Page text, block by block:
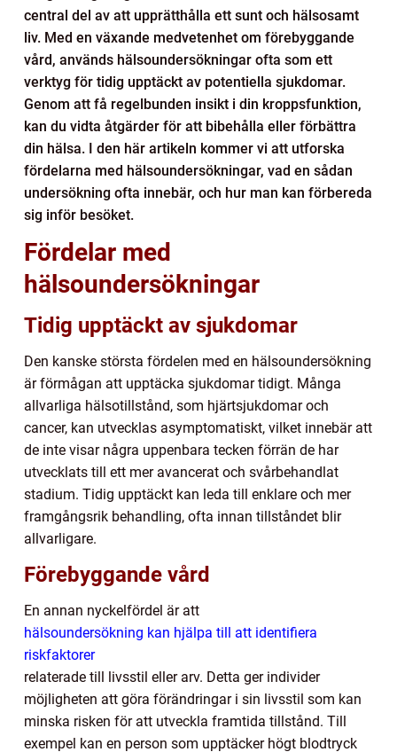
central del av att upprätthålla ett sunt och hälsosamt
liv. Med en växande medvetenhet om förebyggande
vård, används hälsoundersökningar ofta som ett
verktyg för tidig upptäckt av potentiella sjukdomar.
Genom att få regelbunden insikt i din kroppsfunktion,
kan du vidta åtgärder för att bibehålla eller förbättra
din hälsa. I den här artikeln kommer vi att utforska
fördelarna med hälsoundersökningar, vad en sådan
undersökning ofta innebär, och hur man kan förbereda
sig inför besöket.
Fördelar med
hälsoundersökningar
Tidig upptäckt av sjukdomar
Den kanske största fördelen med en hälsoundersökning
är förmågan att upptäcka sjukdomar tidigt. Många
allvarliga hälsotillstånd, som hjärtsjukdomar och
cancer, kan utvecklas asymptomatiskt, vilket innebär att
de inte visar några uppenbara tecken förrän de har
utvecklats till ett mer avancerat och svårbehandlat
stadium. Tidig upptäckt kan leda till enklare och mer
framgångsrik behandling, ofta innan tillståndet blir
allvarligare.
Förebyggande vård
En annan nyckelfördel är att
hälsoundersökning kan hjälpa till att identifiera
riskfaktorer
relaterade till livsstil eller arv. Detta ger individer
möjligheten att göra förändringar i sin livsstil som kan
minska risken för att utveckla framtida tillstånd. Till
exempel kan en person som upptäcker högt blodtryck